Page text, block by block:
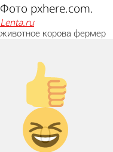
Фото pxhere.com.
lenta.ru
животное корова фермер
Палец
вверх!
0
Дикий
смех!